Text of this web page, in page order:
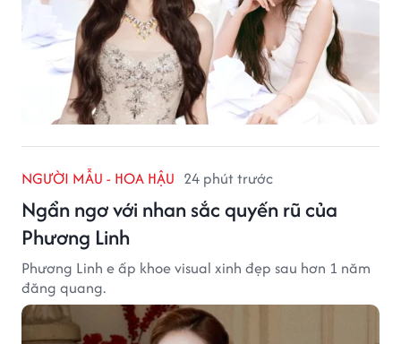
NGƯỜI MẪU - HOA HẬU 24 phút trước
Ngẩn ngơ với nhan sắc quyến rũ của
Phương Linh
Phương Linh e ấp khoe visual xinh đẹp sau hơn 1 năm
đăng quang.